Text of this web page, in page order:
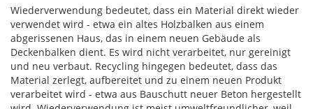
Wiederverwendung bedeutet, dass ein Material direkt wieder
verwendet wird - etwa ein altes Holzbalken aus einem
abgerissenen Haus, das in einem neuen Gebäude als
Deckenbalken dient. Es wird nicht verarbeitet, nur gereinigt
und neu verbaut. Recycling hingegen bedeutet, dass das
Material zerlegt, aufbereitet und zu einem neuen Produkt
verarbeitet wird - etwa aus Bauschutt neuer Beton hergestellt